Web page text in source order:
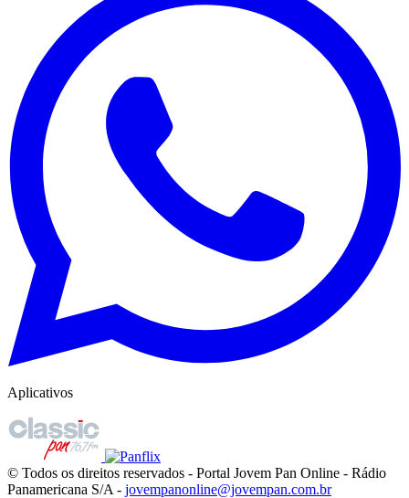
Aplicativos
© Todos os direitos reservados - Portal Jovem Pan Online - Rádio
Panamericana S/A - jovempanonline@jovempan.com.br